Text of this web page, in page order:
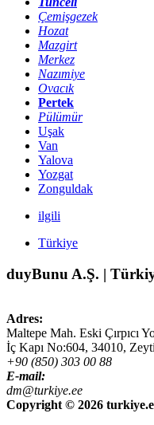
Çemişgezek
Hozat
Mazgirt
Merkez
Nazımiye
Ovacık
Pertek
Pülümür
Uşak
Van
Yalova
Yozgat
Zonguldak
ilgili
Türkiye
duyBunu A.Ş. |
Adres:
Maltepe Mah. Eski Çırpıcı
İç Kapı No:604, 34010,
+90 (850) 303 00 88
E-mail:
dm@turkiye.ee
Copyright © 2026